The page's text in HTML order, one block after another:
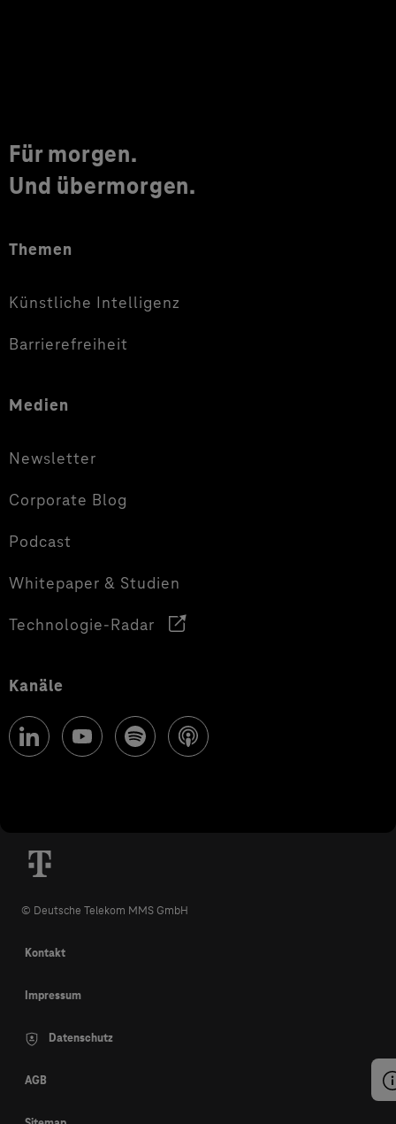
Für morgen.
Und übermorgen.
Themen
Künstliche Intelligenz
Barrierefreiheit
Medien
Newsletter
Corporate Blog
Podcast
Whitepaper & Studien
Technologie-Radar
Kanäle
© Deutsche Telekom MMS GmbH
Kontakt
Impressum
Datenschutz
AGB